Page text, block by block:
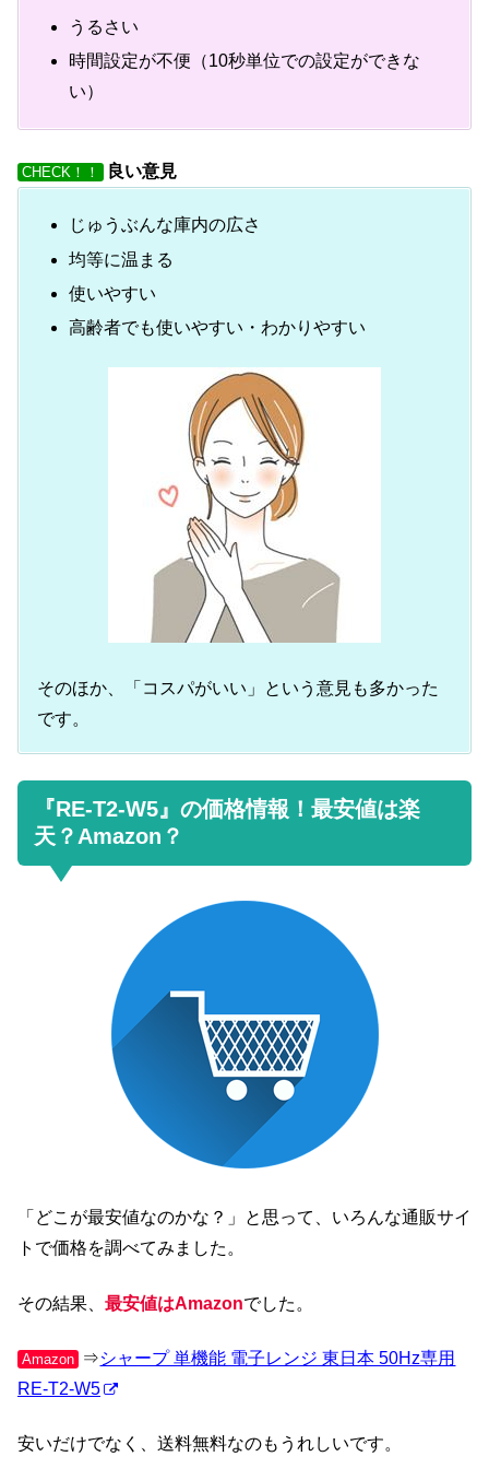
うるさい
時間設定が不便（10秒単位での設定ができな
い）
CHECK！！ 良い意見
じゅうぶんな庫内の広さ
均等に温まる
使いやすい
高齢者でも使いやすい・わかりやすい
そのほか、「コスパがいい」という意見も多かった
です。
『RE-T2-W5』の価格情報！最安値は楽
天？Amazon？
「どこが最安値なのかな？」と思って、いろんな通販サイ
トで価格を調べてみました。
その結果、 最安値はAmazonでした。
Amazon ⇒シャープ 単機能 電子レンジ 東日本 50Hz専用
RE-T2-W5
安いだけでなく、送料無料なのもうれしいです。